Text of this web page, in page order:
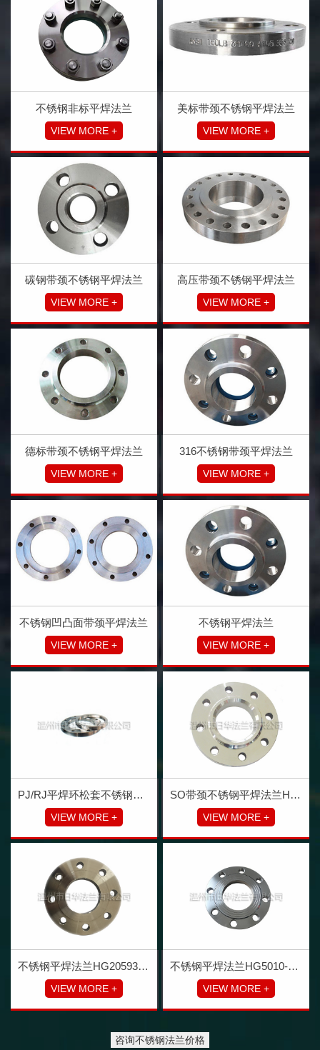
不锈钢非标平焊法兰
VIEW MORE +
美标带颈不锈钢平焊法兰
VIEW MORE +
碳钢带颈不锈钢平焊法兰
VIEW MORE +
高压带颈不锈钢平焊法兰
VIEW MORE +
德标带颈不锈钢平焊法兰
VIEW MORE +
316不锈钢带颈平焊法兰
VIEW MORE +
不锈钢凹凸面带颈平焊法兰
VIEW MORE +
不锈钢平焊法兰
VIEW MORE +
PJ/RJ平焊环松套不锈钢法兰 HG20600
VIEW MORE +
SO带颈不锈钢平焊法兰HG20594
VIEW MORE +
不锈钢平焊法兰HG20593(GB-T9119)
VIEW MORE +
不锈钢平焊法兰HG5010-58（JB/T81-94）
VIEW MORE +
咨询不锈钢法兰价格